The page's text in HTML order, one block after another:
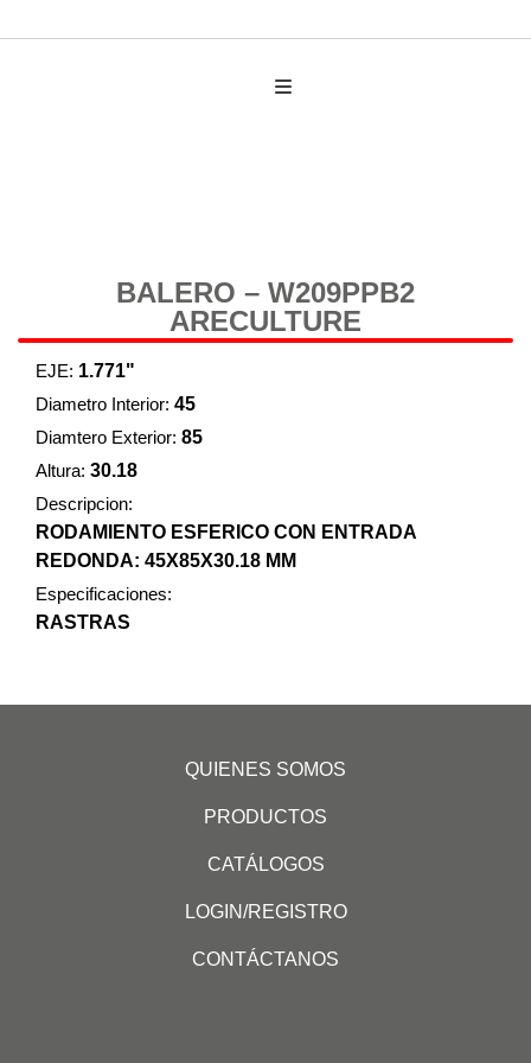
BALERO – W209PPB2
ARECULTURE
EJE: 1.771"
Diametro Interior: 45
Diamtero Exterior: 85
Altura: 30.18
Descripcion:
RODAMIENTO ESFERICO CON ENTRADA
REDONDA: 45X85X30.18 MM
Especificaciones:
RASTRAS
QUIENES SOMOS
PRODUCTOS
CATÁLOGOS
LOGIN/REGISTRO
CONTÁCTANOS